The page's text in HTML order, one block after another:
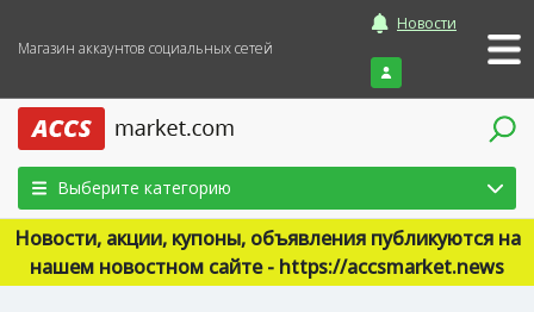
Магазин аккаунтов социальных сетей
Новости
Войти
Выберите категорию
Новости, акции, купоны, объявления публикуются на
нашем новостном сайте - https://accsmarket.news